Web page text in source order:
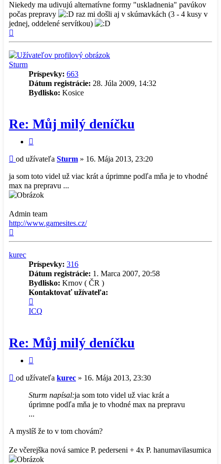
Niekedy ma udivujú alternatívne formy "uskladnenia" pavúkov
počas prepravy
raz mi došli aj v skúmavkách (3 - 4 kusy v
jednej, oddelené servítkou)
Sturm
Príspevky: 663
Dátum registrácie: 28. Júla 2009, 14:32
Bydlisko: Kosice
Re: Můj milý deníčku
Príspevok
od užívateľa Sturm » 16. Mája 2013, 23:20
ja som toto videl už viac krát a úprimne podľa mňa je to vhodné
max na prepravu ...
Admin team
http://www.gamesites.cz/
kurec
Príspevky: 316
Dátum registrácie: 1. Marca 2007, 20:58
Bydlisko: Krnov ( ČR )
Kontaktovať užívateľa:
informácie
kurec
ICQ
Re: Můj milý deníčku
Príspevok
od užívateľa kurec » 16. Mája 2013, 23:30
Sturm napísal:ja som toto videl už viac krát a
úprimne podľa mňa je to vhodné max na prepravu
...
A myslíš že to v tom chovám?
Ze včerejška nová samice P. pederseni + 4x P. hanumavilasumica